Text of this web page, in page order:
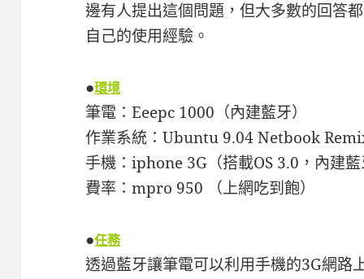
邊有人提出這個問題，但大多數的回答
自己的使用經驗。
●環境
筆電：Eeepc 1000（內建藍牙）
作業系統：Ubuntu 9.04 Netbook
手機：iphone 3G（搭載OS 3.0，內建
費率：mpro 950 （上網吃到飽）
●任務
透過藍牙讓筆電可以利用手機的3G網路